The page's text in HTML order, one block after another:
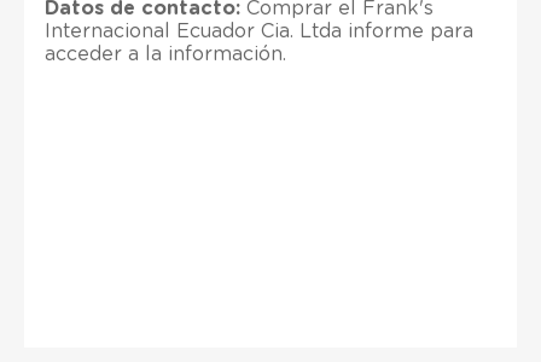
Datos de contacto: Comprar el Frank's
Internacional Ecuador Cia. Ltda informe para
acceder a la información.